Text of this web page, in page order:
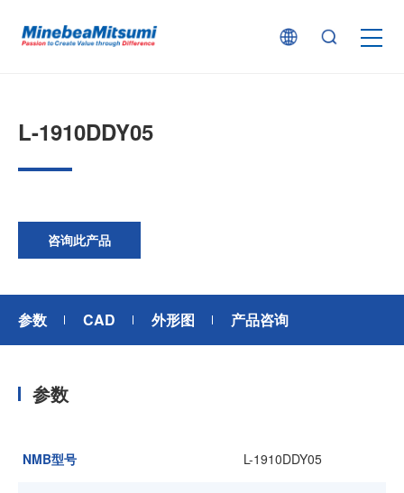
新闻
企业信息
加入我们
L-1910DDY05
咨询此产品
参数 CAD 外形图 产品咨询
参数
NMB型号 L-1910DDY05